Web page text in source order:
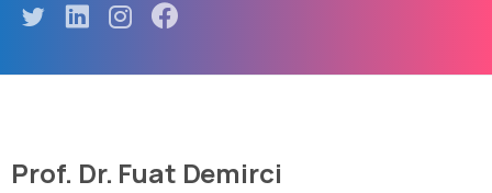
Prof. Dr. Fuat Demirci